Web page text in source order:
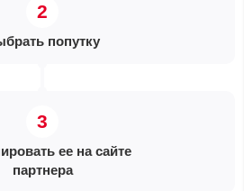
попутку
ее на сайте
партнера